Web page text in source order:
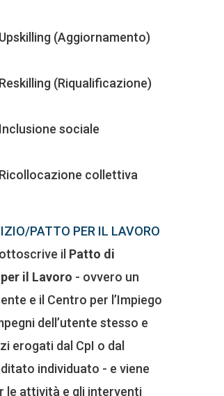
(Aggiornamento)
(Riqualificazione)
sociale
collettiva
PATTO PER IL LAVORO
il Patto di
il Lavoro - ovvero un
e il Centro per l’Impiego
dell’utente stesso e
erogati dal CpI o dal
individuato - e viene
le attività e gli interventi